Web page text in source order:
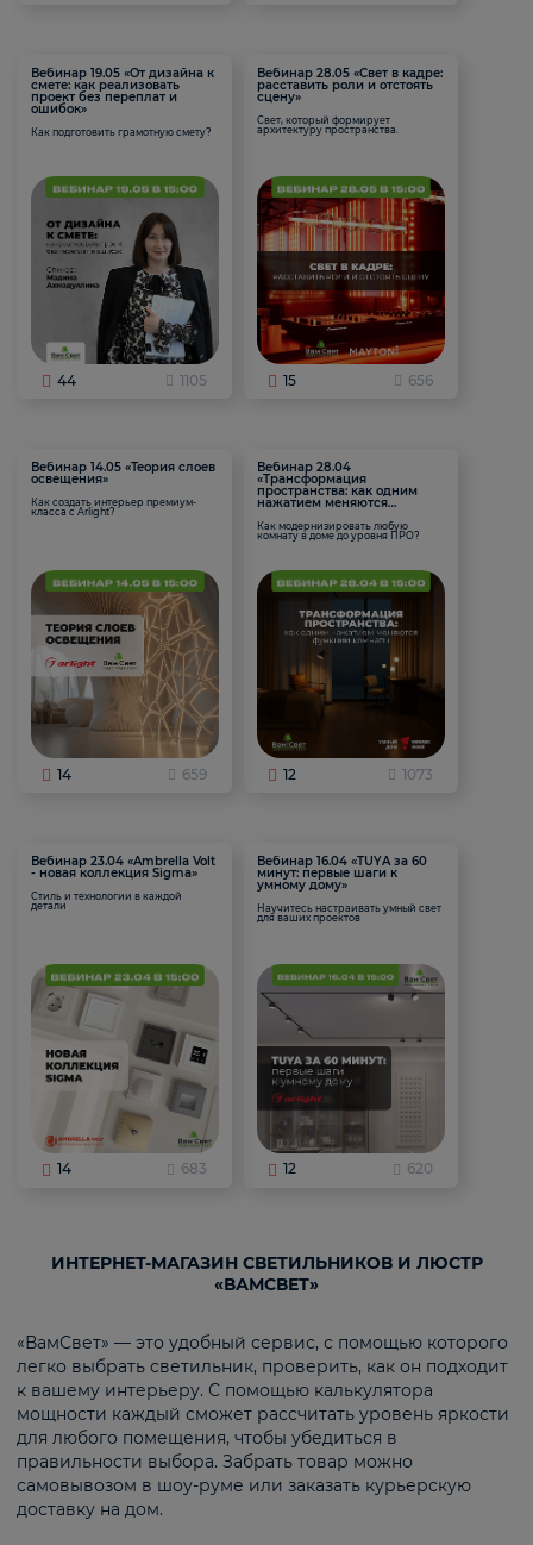
Вебинар 19.05 «От дизайна к
смете: как реализовать
проект без переплат и
ошибок»
Как подготовить грамотную смету?
44 1105
Вебинар 28.05 «Свет в кадре:
расставить роли и отстоять
сцену»
Свет, который формирует
архитектуру пространства.
15 656
Вебинар 14.05 «Теория слоев
освещения»
Как создать интерьер премиум-
класса с Arlight?
14 659
Вебинар 28.04
«Трансформация
пространства: как одним
нажатием меняются
Как модернизировать любую
комнату в доме до уровня ПРО?
12 1073
Вебинар 23.04 «Ambrella Volt
- новая коллекция Sigma»
Стиль и технологии в каждой
детали
14 683
Вебинар 16.04 «TUYA за 60
минут: первые шаги к
умному дому»
Научитесь настраивать умный свет
для ваших проектов
12 620
ИНТЕРНЕТ-МАГАЗИН СВЕТИЛЬНИКОВ И ЛЮСТР
«ВАМСВЕТ»
«ВамСвет» — это удобный сервис, с помощью которого
легко выбрать светильник, проверить, как он подходит
к вашему интерьеру. С помощью калькулятора
мощности каждый сможет рассчитать уровень яркости
для любого помещения, чтобы убедиться в
правильности выбора. Забрать товар можно
самовывозом в шоу-руме или заказать курьерскую
доставку на дом.